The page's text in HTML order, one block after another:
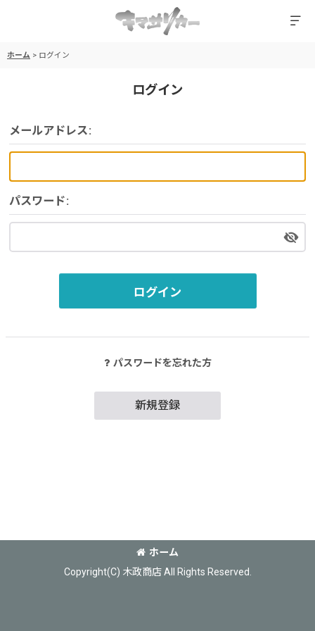
ホーム > ログイン
ログイン
メールアドレス:
パスワード:
ログイン
パスワードを忘れた方
新規登録
ホーム
Copyright(C) 木政商店 All Rights Reserved.